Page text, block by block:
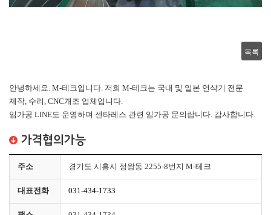
목록
안녕하세요. M-테크입니다. 저희 M-테크는 국내 및 일본 연삭기 전문
제작, 수리, CNC개조 업체입니다.
임가공 LINE도 운영하며 센타레스 관련 임가공 문의랍니다. 감사합니다.
가격협의가능
주소 경기도 시흥시 정왕동 2255-8번지 M-테크
대표전화 031-434-1733